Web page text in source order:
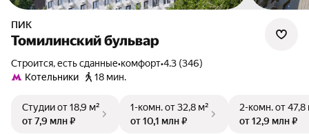
ПИК
Томилинский бульвар
Строится, есть сданные•комфорт•4.3 (346)
Котельники
18 мин.
Студииот 18,9 м²
от 7,9 млн ₽
1-комн.от 32,8 м²
от 10,1 млн ₽
2-комн.от 47,8
от 12,9 млн ₽